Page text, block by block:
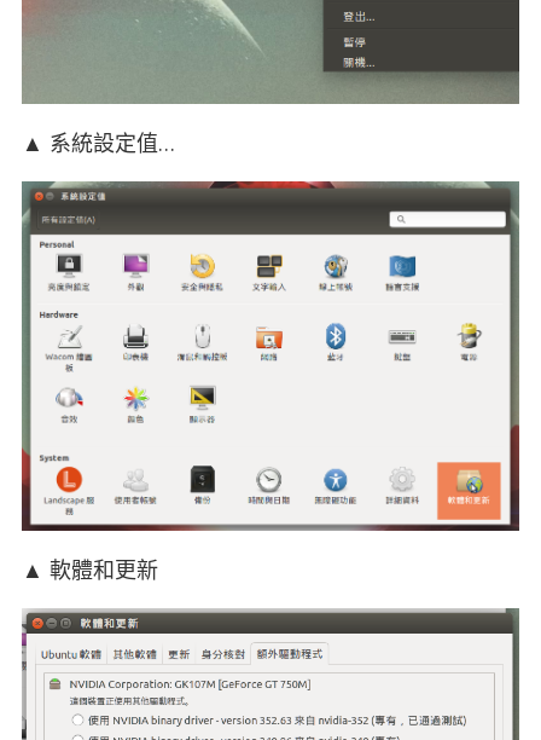
▲ 系統設定值…
▲ 軟體和更新